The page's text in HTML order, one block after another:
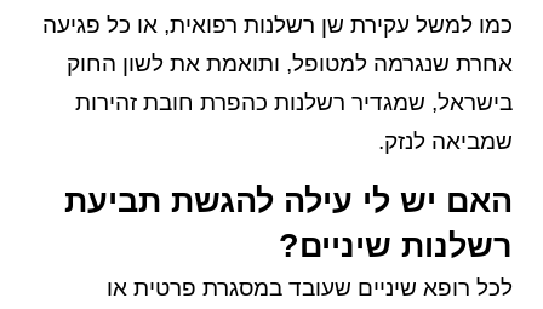
כמו למשל עקירת שן רשלנות רפואית, או כל פגיעה
אחרת שנגרמה למטופל, ותואמת את לשון החוק
בישראל, שמגדיר רשלנות כהפרת חובת זהירות
שמביאה לנזק.
האם יש לי עילה להגשת תביעת
רשלנות שיניים?
לכל רופא שיניים שעובד במסגרת פרטית או